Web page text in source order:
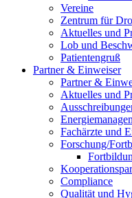
Vereine
Zentrum für
Aktuelles und
Lob und
Patientengruß
Partner & Einweiser
Partner &
Aktuelles und
Fachärzte und
Forschung/
Compliance
Qualität und